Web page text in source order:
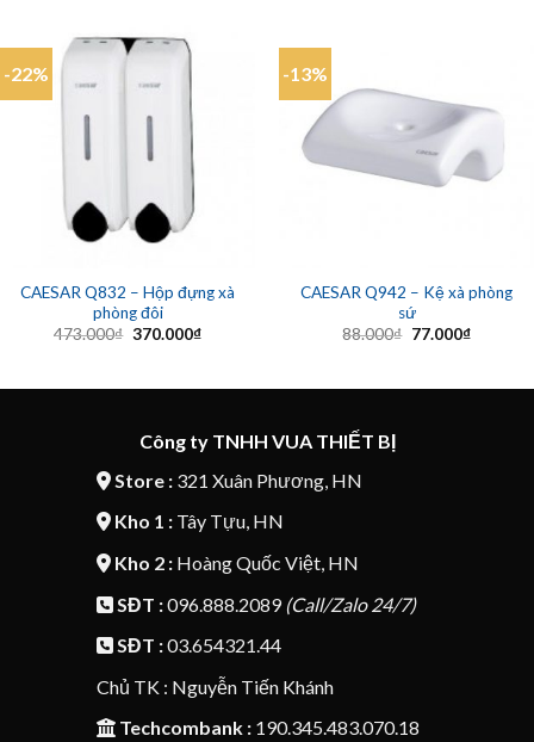
-22%
CAESAR Q832 – Hộp đựng xà
phòng đôi
473.000₫ Giá
370.000₫Giá
370.000₫.
-13%
CAESAR Q942 – Kệ xà phòng
sứ
88.000₫ Giá
77.000₫Giá
77.000₫.
Công ty TNHH VUA THIẾT BỊ
Store :321 Xuân Phương, HN
Kho 1 :Tây Tựu, HN
Kho 2 :Hoàng Quốc Việt, HN
SĐT :096.888.2089 (Call/Zalo 24/7)
SĐT :03.654321.44
Chủ TK : Nguyễn Tiến Khánh
Techcombank :190.345.483.070.18